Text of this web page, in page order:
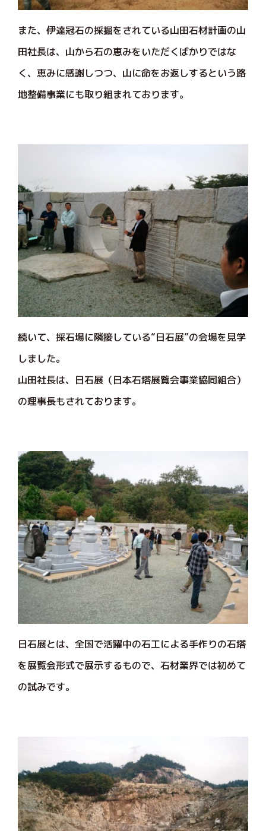
また、伊達冠石の採掘をされている山田石材計画の山
田社長は、山から石の恵みをいただくばかりではな
く、恵みに感謝しつつ、山に命をお返しするという路
地整備事業にも取り組まれております。
続いて、採石場に隣接している“日石展”の会場を見学
しました。
山田社長は、日石展（日本石塔展覧会事業協同組合）
の理事長もされております。
日石展とは、全国で活躍中の石工による手作りの石塔
を展覧会形式で展示するもので、石材業界では初めて
の試みです。